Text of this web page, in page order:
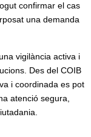
confirmar el cas
una demanda
vigilància activa i
Des del COIB
i coordinada es pot
atenció segura,